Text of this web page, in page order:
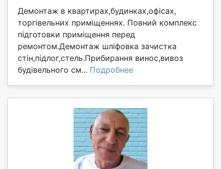
Демонтаж в квартирах,будинках,офісах,
торгівельних приміщеннях. Повний комплекс
підготовки приміщення перед
ремонтом.Демонтаж шліфовка зачистка
стін,підлог,стель.Прибирання винос,вивоз
будівельного см... Подробнее